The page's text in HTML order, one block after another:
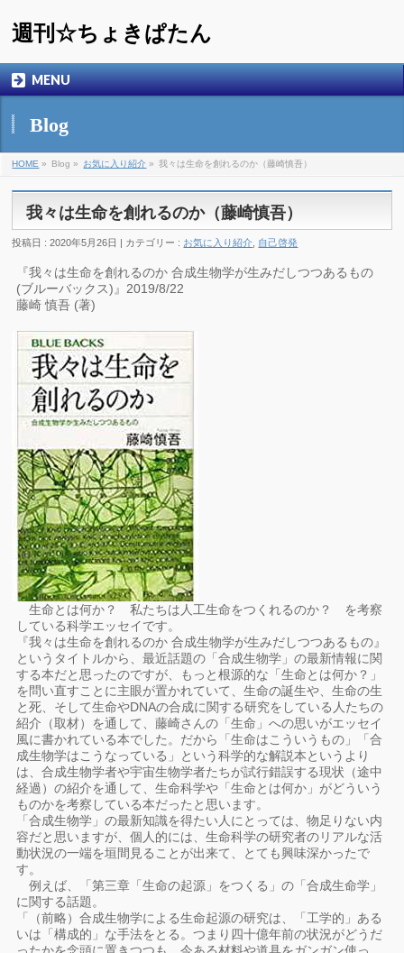
週刊☆ちょきぱたん
MENU
Blog
HOME » Blog » お気に入り紹介 » 我々は生命を創れるのか（藤崎慎吾）
我々は生命を創れるのか（藤崎慎吾）
投稿日 : 2020年5月26日 | カテゴリー : お気に入り紹介 自己啓発
『我々は生命を創れるのか 合成生物学が生みだしつつあるもの
(ブルーバックス)』2019/8/22
藤崎 慎吾 (著)
生命とは何か？ 私たちは人工生命をつくれるのか？ を考察
している科学エッセイです。
『我々は生命を創れるのか 合成生物学が生みだしつつあるもの』
というタイトルから、最近話題の「合成生物学」の最新情報に関
する本だと思ったのですが、もっと根源的な「生命とは何か？」
を問い直すことに主眼が置かれていて、生命の誕生や、生命の生
と死、そして生命やDNAの合成に関する研究をしている人たちの
紹介（取材）を通して、藤崎さんの「生命」への思いがエッセイ
風に書かれている本でした。だから「生命はこういうもの」「合
成生物学はこうなっている」という科学的な解説本というより
は、合成生物学者や宇宙生物学者たちが試行錯誤する現状（途中
経過）の紹介を通して、生命科学や「生命とは何か」がどういう
ものかを考察している本だったと思います。
「合成生物学」の最新知識を得たい人にとっては、物足りない内
容だと思いますが、個人的には、生命科学の研究者のリアルな活
動状況の一端を垣間見ることが出来て、とても興味深かったで
す。
例えば、「第三章「生命の起源」をつくる」の「合成生命学」
に関する話題。
「（前略）合成生物学による生命起源の研究は、「工学的」ある
いは「構成的」な手法をとる。つまり四十億年前の状況がどうだ